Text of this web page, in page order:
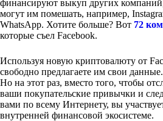
финансируют выкуп других
могут им помешать, например,
WhatsApp. Хотите больше? Вот 72
которые съел Facebook.
Используя новую криптовалюту от
свободно предлагаете им свои
Но на этот раз, вместо того, чтобы
ваши покупательские привычки и
вами по всему Интернету, вы
внутренней финансовой экосистеме.